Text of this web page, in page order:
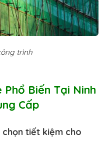
trình
Biến Tại Ninh
Cấp
tiết kiệm cho